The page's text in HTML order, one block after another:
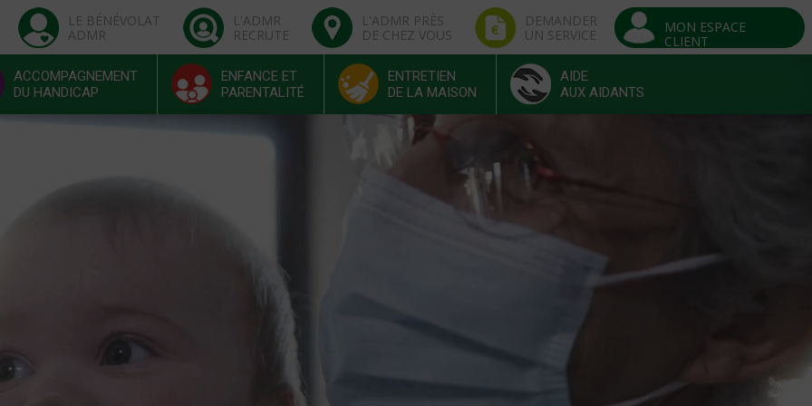
LE BÉNÉVOLAT
ADMR
L'ADMR
RECRUTE
L'ADMR PRÈS
DE CHEZ VOUS
DEMANDER
UN SERVICE
MON ESPACE
CLIENT
ACCOMPAGNEMENT
DU HANDICAP
ENFANCE ET
PARENTALITÉ
ENTRETIEN
DE LA MAISON
AIDE
AUX AIDANTS